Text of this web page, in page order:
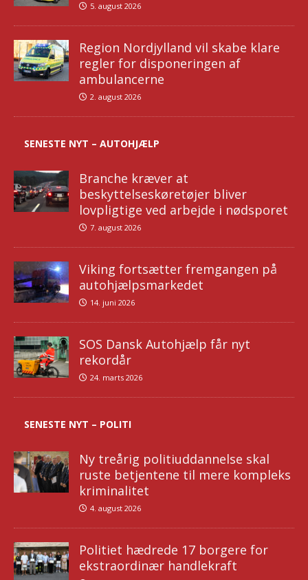
5. august 2026
Region Nordjylland vil skabe klare
regler for disponeringen af
ambulancerne
2. august 2026
SENESTE NYT – AUTOHJÆLP
Branche kræver at
beskyttelseskøretøjer bliver
lovpligtige ved arbejde i nødsporet
7. august 2026
Viking fortsætter fremgangen på
autohjælpsmarkedet
14. juni 2026
SOS Dansk Autohjælp får nyt
rekordår
24. marts 2026
SENESTE NYT – POLITI
Ny treårig politiuddannelse skal
ruste betjentene til mere kompleks
kriminalitet
4. august 2026
Politiet hædrede 17 borgere for
ekstraordinær handlekraft